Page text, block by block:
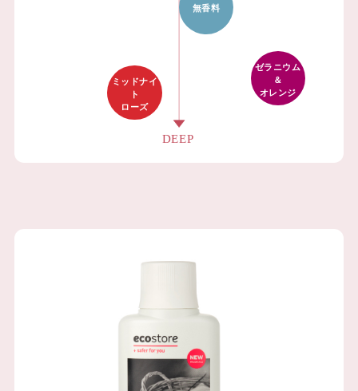
無香料
ミッドナイ
ト
ローズ
ゼラニウム
＆
オレンジ